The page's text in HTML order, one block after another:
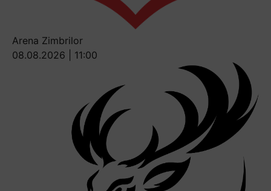
Arena Zimbrilor
08.08.2026 | 11:00